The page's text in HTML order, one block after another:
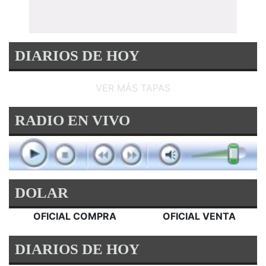
DIARIOS DE HOY
VER MÁS TAPAS
RADIO EN VIVO
DOLAR
OFICIAL COMPRA OFICIAL VENTA
DIARIOS DE HOY